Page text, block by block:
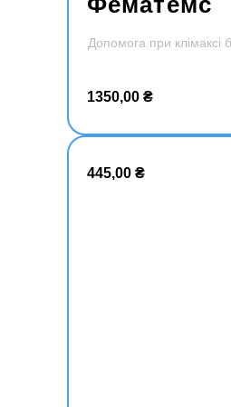
Допомога при клімаксі
1350,00 ₴
445,00 ₴